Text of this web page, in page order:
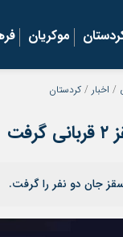
موکریان
/ اخبار / کردستان
جان دو نفر را گرفت.